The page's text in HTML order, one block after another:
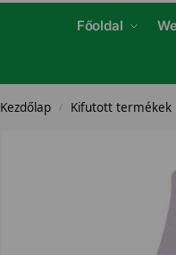
Főoldal
Kezdőlap / Kifutott termékek